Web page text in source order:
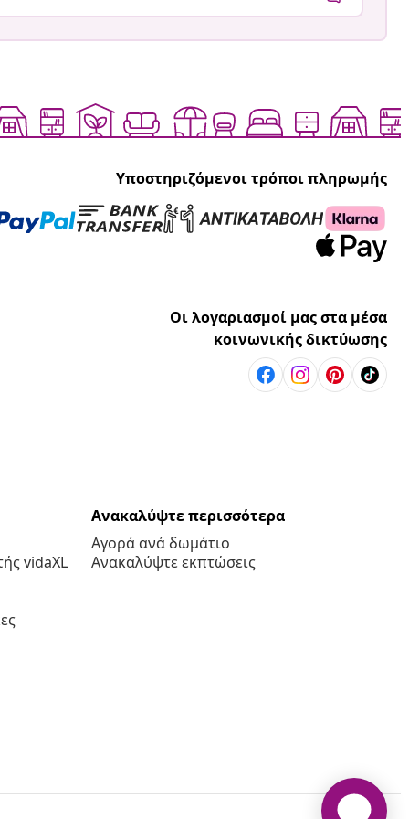
Υποστηριζόμενοι τρόποι πληρωμής
Οι λογαριασμοί μας στα μέσα
κοινωνικής δικτύωσης
vidaXL
Ανακαλύψτε περισσότερα
Αγορά ανά δωμάτιο
Ανακαλύψτε εκπτώσεις